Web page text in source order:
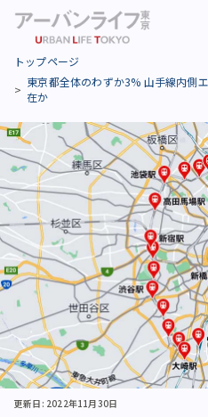
トップページ
東京都全体のわずか3% 山手線内側
在か
更新日: 2022年11月30日